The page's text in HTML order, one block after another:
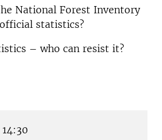
he National Forest Inventory
statistics?
– who can resist it?